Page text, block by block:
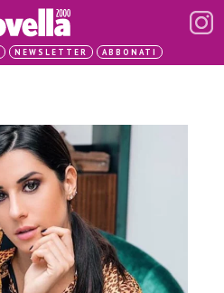
NEWSLETTER ABBONATI